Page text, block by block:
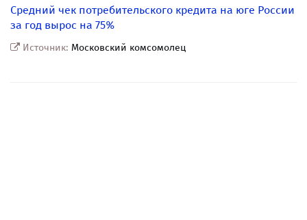
Средний чек потребительского кредита на юге России
за год вырос на 75%
Источник: Московский комсомолец